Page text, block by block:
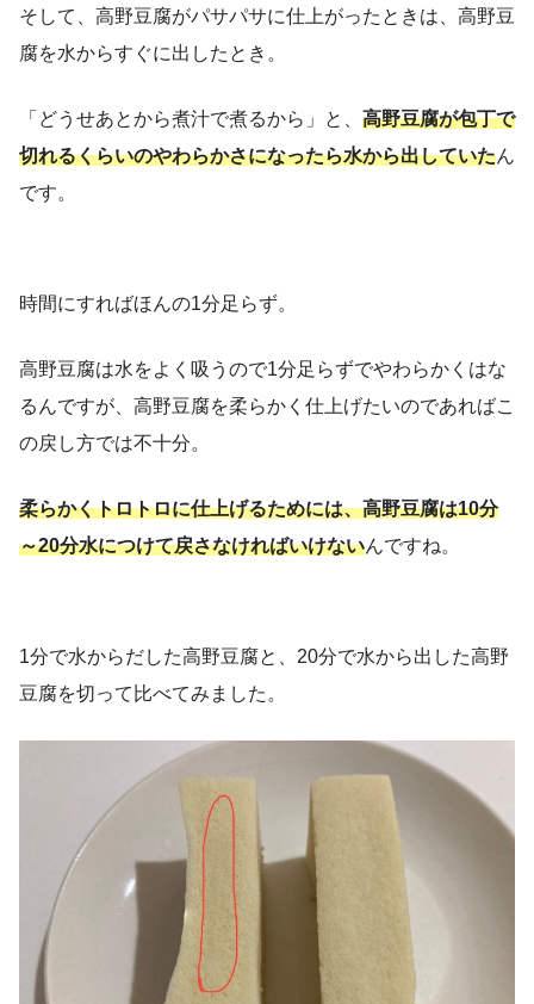
そして、高野豆腐がパサパサに仕上がったときは、高野豆
腐を水からすぐに出したとき。
「どうせあとから煮汁で煮るから」と、 高野豆腐が包丁で
切れるくらいのやわらかさになったら水から出していたん
です。
時間にすればほんの1分足らず。
高野豆腐は水をよく吸うので1分足らずでやわらかくはな
るんですが、高野豆腐を柔らかく仕上げたいのであればこ
の戻し方では不十分。
柔らかくトロトロに仕上げるためには、高野豆腐は10分
～20分水につけて戻さなければいけないんですね。
1分で水からだした高野豆腐と、20分で水から出した高野
豆腐を切って比べてみました。